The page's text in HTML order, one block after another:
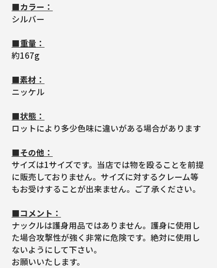
■カラー：
シルバー
■重量：
約167g
■素材：
ニッケル
■状態：
ロットにより多少色味に違いがある場合があります
■その他：
サイズは1サイズです。当店では物を殴ることを前提
に販売しておりません。サイズに対するクレーム等
もお受けすることが出来ません。ご了承ください。
■コメント：
ナックルは護身用品ではありません。護身に使用し
た場合攻撃性が強く非常に危険です。絶対に使用し
ないようにして下さい。
お願いいたします。